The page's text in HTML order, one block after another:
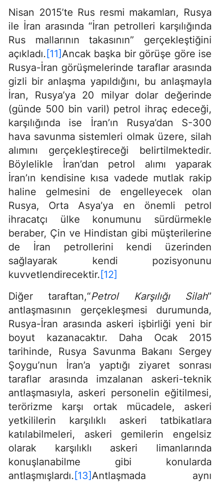
Nisan 2015’te Rus resmi makamları, Rusya
ile İran arasında “İran petrolleri karşılığında
Rus mallarının takasının” gerçekleştiğini
açıkladı. [11]Ancak başka bir görüşe göre ise
Rusya-İran görüşmelerinde taraflar arasında
gizli bir anlaşma yapıldığını, bu anlaşmayla
İran, Rusya’ya 20 milyar dolar değerinde
(günde 500 bin varil) petrol ihraç edeceği,
karşılığında ise İran’ın Rusya’dan S-300
hava savunma sistemleri olmak üzere, silah
alımını gerçekleştireceği belirtilmektedir.
Böylelikle İran’dan petrol alımı yaparak
İran’ın kendisine kısa vadede mutlak rakip
haline gelmesini de engelleyecek olan
Rusya, Orta Asya’ya en önemli petrol
ihracatçı ülke konumunu sürdürmekle
beraber, Çin ve Hindistan gibi müşterilerine
de İran petrollerini kendi üzerinden
sağlayarak kendi pozisyonunu
kuvvetlendirecektir. [12]
Diğer taraftan,“Petrol Karşılığı Silah”
antlaşmasının gerçekleşmesi durumunda,
Rusya-İran arasında askeri işbirliği yeni bir
boyut kazanacaktır. Daha Ocak 2015
tarihinde, Rusya Savunma Bakanı Sergey
Şoygu’nun İran’a yaptığı ziyaret sonrası
taraflar arasında imzalanan askeri-teknik
antlaşmasıyla, askeri personelin eğitilmesi,
terörizme karşı ortak mücadele, askeri
yetkililerin karşılıklı askeri tatbikatlara
katılabilmeleri, askeri gemilerin engelsiz
olarak karşılıklı askeri limanlarında
konuşlanabilme gibi konularda
antlaşmışlardı. [13]Antlaşmada aynı